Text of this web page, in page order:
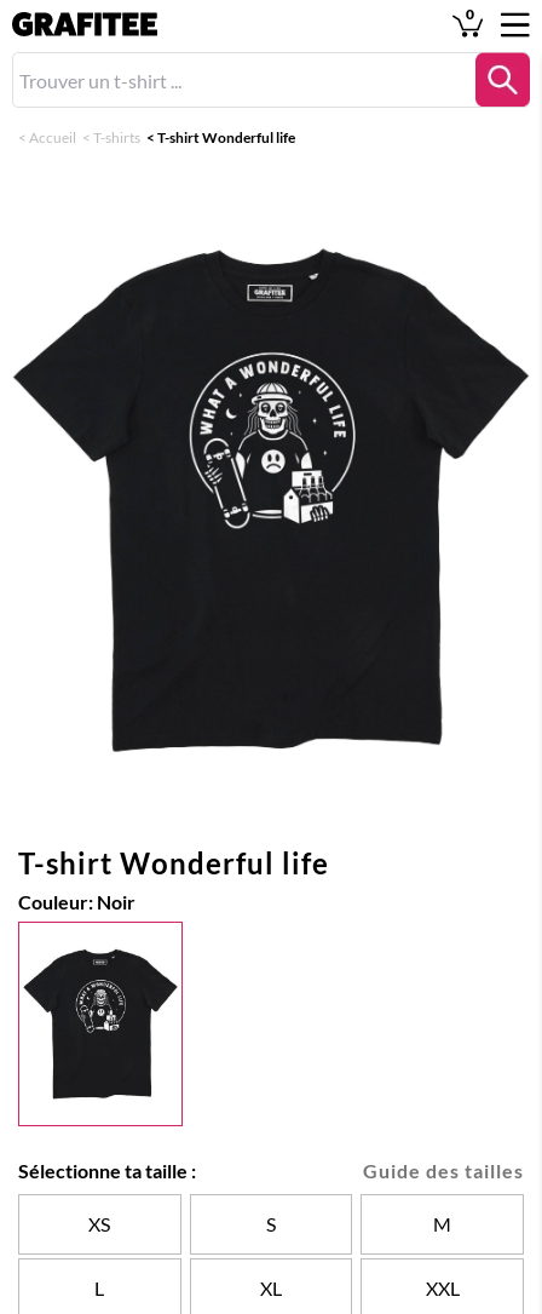
0
< Accueil < T-shirts < T-shirt Wonderful life
T-shirt Wonderful life
Couleur: Noir
Guide des tailles
Sélectionne ta taille :
XS S M
L XL XXL